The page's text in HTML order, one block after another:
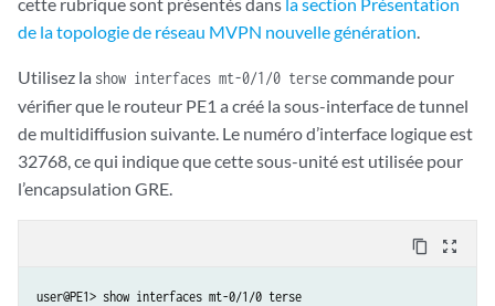
de la topologie de réseau MVPN nouvelle génération.
Utilisez la show interfaces mt-0/1/0 tersecommande pour
vérifier que le routeur PE1 a créé la sous-interface de tunnel
de multidiffusion suivante. Le numéro d’interface logique est
32768, ce qui indique que cette sous-unité est utilisée pour
l’encapsulation GRE.
content_copy zoom_out_map
user@PE1> show interfaces mt-0/1/0 terse